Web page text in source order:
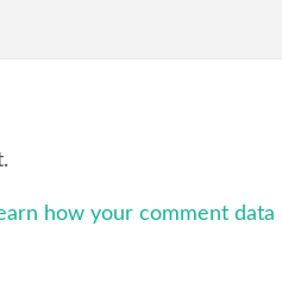
how your comment data